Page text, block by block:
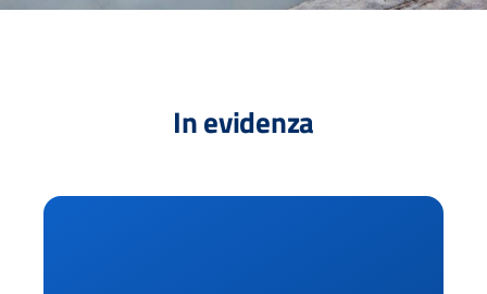
In evidenza